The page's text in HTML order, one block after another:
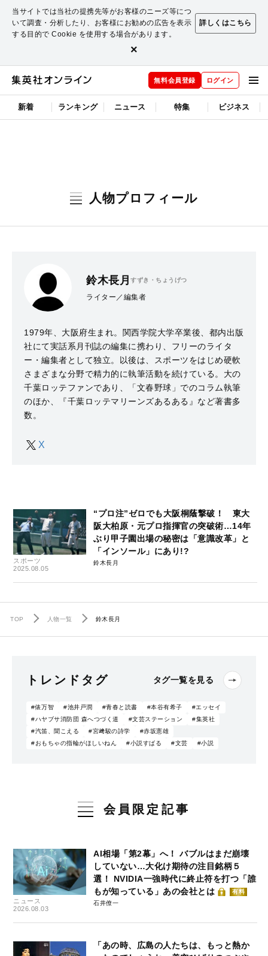
当サイトでは当社の提携先等がお客様のニーズ等につ
いて調査・分析したり、お客様にお勧めの広告を表示
する目的で Cookie を使用する場合があります。
詳しくはこちら
×
無料会員登録 ログイン
新着 ランキング ニュース 特集 ビジネス
人物プロフィール
鈴木長月 すずき・ちょうげつ
ライター／編集者
1979年、大阪府生まれ。関西学院大学卒業後、都内出版
社にて実話系月刊誌の編集に携わり、フリーのライタ
ー・編集者として独立。以後は、スポーツをはじめ硬軟
さまざまな分野で精力的に執筆活動を続けている。大の
千葉ロッテファンであり、「文春野球」でのコラム執筆
のほか、『千葉ロッテマリーンズあるある』など著書多
数。
X
スポーツ
2025.08.05
“プロ注”ゼロでも大阪桐蔭撃破！ 東大
阪大柏原・元プロ指揮官の突破術…14年
ぶり甲子園出場の秘密は「意識改革」と
「インソール」にあり!?
鈴木長月
TOP 人物一覧 鈴木長月
トレンドタグ タグ一覧を見る
#俵万智 #池井戸潤 #青春と読書 #本谷有希子
#エッセイ
#ハヤブサ消防団 森へつづく道
#文芸ステーション
#集英社
#汽笛、聞こえる
#宮﨑駿の詩学
#赤坂憲雄
#おもちゃの指輪がほしいねん
#小説すばる #文芸 #小説
会員限定記事
ニュース
2026.08.03
AI相場「第2幕」へ！ バブルはまだ崩壊
していない…大化け期待の注目銘柄５
選！ NVIDIA一強時代に終止符を打つ「誰
もが知っている」あの会社とは
有料
石井僚一
「あの時、広島の人たちは、もっと熱か